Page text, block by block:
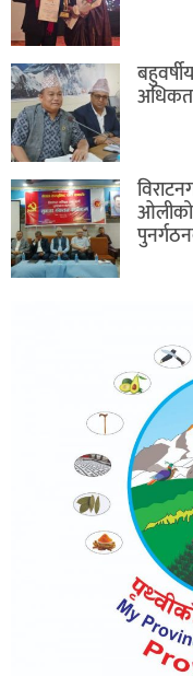
ओलीको